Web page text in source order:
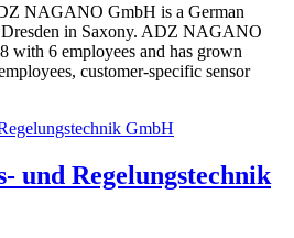
NAGANO GmbH is a German
Dresden in Saxony. ADZ NAGANO
with 6 employees and has grown
customer-specific sensor
und Regelungstechnik